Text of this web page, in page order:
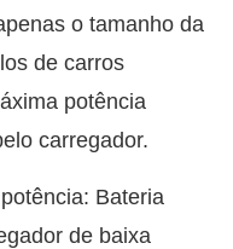
o tamanho da
de carros
potência
carregador.
Bateria
de baixa